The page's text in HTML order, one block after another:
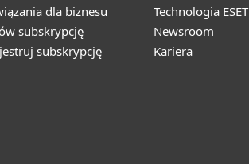
dla biznesu
subskrypcję
subskrypcję
Technologia ESET
Newsroom
Kariera